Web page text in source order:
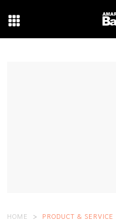
HOME PRODUCT & SERVICE